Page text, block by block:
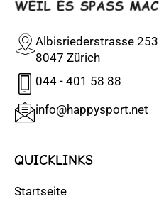
Albisriederstrasse 253
8047 Zürich
044 - 401 58 88
info@happysport.net
QUICKLINKS
Startseite